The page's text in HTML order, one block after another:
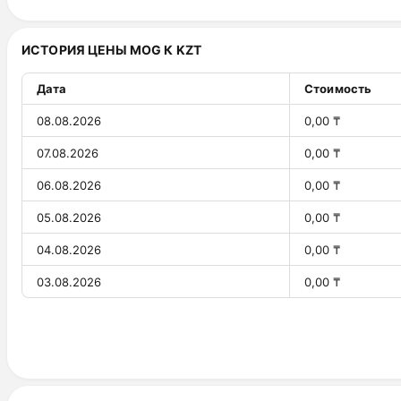
30.07.2026
29.07.2026 0,00 $
28.07.2026 0,00 $
27.07.2026 0,00 $
26.07.2026 0,00 $
25.07.2026 0,00 $
24.07.2026 0,00 $
23.07.2026 0,00 $
ИСТОРИЯ ЦЕНЫ MOG К KZT
Дата Стоимость
08.08.2026 0,00 ₸
07.08.2026 0,00 ₸
06.08.2026 0,00 ₸
05.08.2026 0,00 ₸
04.08.2026 0,00 ₸
03.08.2026 0,00 ₸